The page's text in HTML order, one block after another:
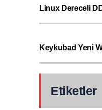
Linux Dereceli
Keykubad Yeni
Etiketler